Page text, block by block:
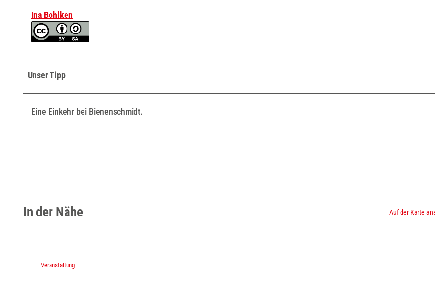
Ina Bohlken
Unser Tipp
Eine Einkehr bei Bienenschmidt.
In der Nähe Auf der Karte
Veranstaltung